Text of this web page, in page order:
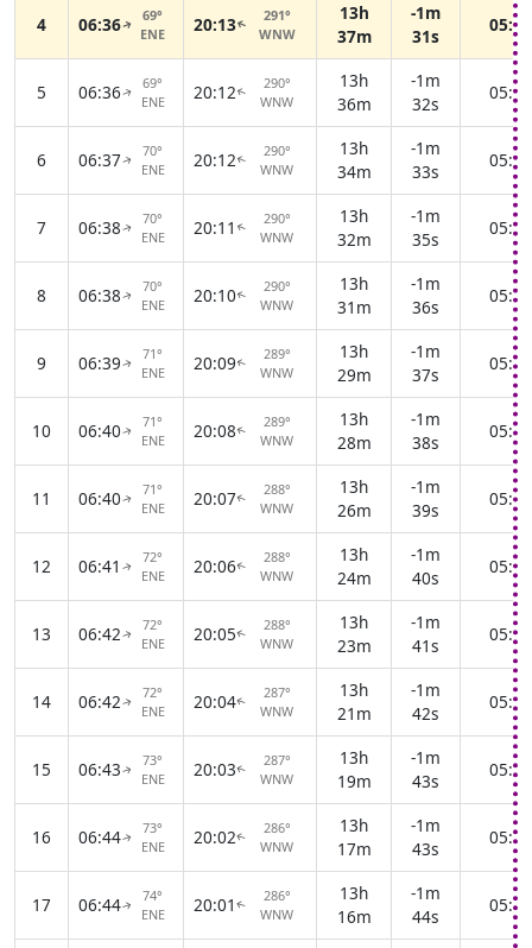
4 06:36↑
69°
ENE
20:13↑
291°
WNW
13h
37m
-1m
31s
05:03
5 06:36↑
69°
ENE
20:12↑
290°
WNW
13h
36m
-1m
32s
05:04
6 06:37↑
70°
ENE
20:12↑
290°
WNW
13h
34m
-1m
33s
05:05
7 06:38↑
70°
ENE
20:11 ↑
290°
WNW
13h
32m
-1m
35s
05:06
8 06:38↑
70°
ENE
20:10↑
290°
WNW
13h
31m
-1m
36s
05:07
9 06:39↑
71°
ENE
20:09↑
289°
WNW
13h
29m
-1m
37s
05:08
10 06:40↑
71°
ENE
20:08↑
289°
WNW
13h
28m
-1m
38s
05:09
11 06:40↑
71°
ENE
20:07↑
288°
WNW
13h
26m
-1m
39s
05:10
12 06:41 ↑
72°
ENE
20:06↑
288°
WNW
13h
24m
-1m
40s
05:11
13 06:42↑
72°
ENE
20:05↑
288°
WNW
13h
23m
-1m
41s
05:12
14 06:42↑
72°
ENE
20:04↑
287°
WNW
13h
21m
-1m
42s
05:13
15 06:43↑
73°
ENE
20:03↑
287°
WNW
13h
19m
-1m
43s
05:14
16 06:44↑
73°
ENE
20:02↑
286°
WNW
13h
17m
-1m
43s
05:15
17 06:44↑
74°
ENE
20:01 ↑
286°
WNW
13h
16m
-1m
44s
05:16